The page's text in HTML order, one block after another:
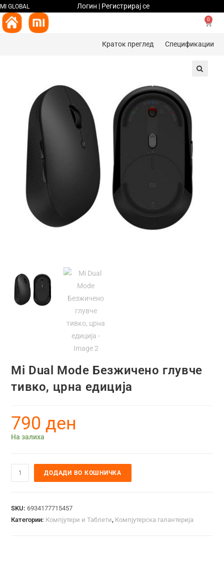
MI GLOBAL Логин | Регистрирај се
0
Краток преглед Спецификации
Mi Dual Mode Безжичено глувче
тивко, црна едиција
790ден
На залиха
ДОДАДИ ВО КОШНИЧКА
SKU:6934177715457
Категории: Компјутери и Таблети, Компјутерска галантерија